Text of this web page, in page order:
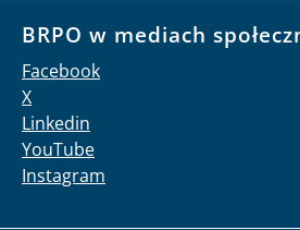
BRPO w mediach
Facebook
X
Linkedin
YouTube
Instagram